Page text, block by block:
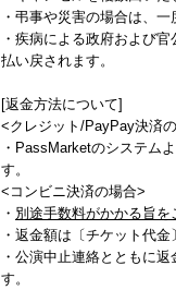
・弔事や災害の場合は、
・疾病による政府および
払い戻されます。
[返金方法について]
<クレジット/PayPay決済
・PassMarketのシステム
す。
<コンビニ決済の場合>
・ 別途手数料がかかる旨を
・ 返金額は〔チケット代
・公演中止連絡とともに
す。